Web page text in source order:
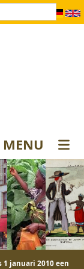
MENU
1 januari 2010 een